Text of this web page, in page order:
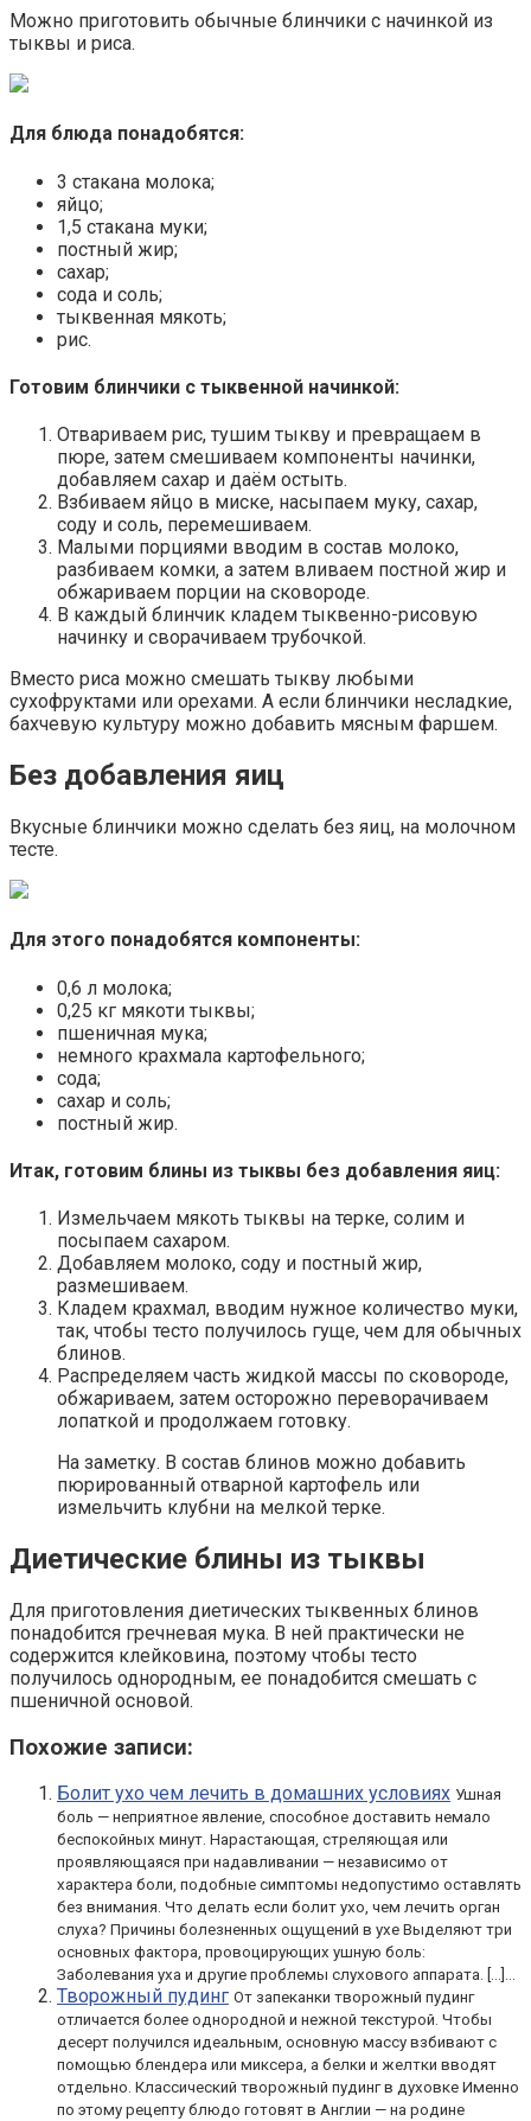
Можно приготовить обычные блинчики с начинкой из
тыквы и риса.
Для блюда понадобятся:
3 стакана молока;
яйцо;
1,5 стакана муки;
постный жир;
сахар;
сода и соль;
тыквенная мякоть;
рис.
Готовим блинчики с тыквенной начинкой:
Отвариваем рис, тушим тыкву и превращаем в
пюре, затем смешиваем компоненты начинки,
добавляем сахар и даём остыть.
Взбиваем яйцо в миске, насыпаем муку, сахар,
соду и соль, перемешиваем.
Малыми порциями вводим в состав молоко,
разбиваем комки, а затем вливаем постной жир и
обжариваем порции на сковороде.
В каждый блинчик кладем тыквенно-рисовую
начинку и сворачиваем трубочкой.
Вместо риса можно смешать тыкву любыми
сухофруктами или орехами. А если блинчики несладкие,
бахчевую культуру можно добавить мясным фаршем.
Без добавления яиц
Вкусные блинчики можно сделать без яиц, на молочном
тесте.
Для этого понадобятся компоненты:
0,6 л молока;
0,25 кг мякоти тыквы;
пшеничная мука;
немного крахмала картофельного;
сода;
сахар и соль;
постный жир.
Итак, готовим блины из тыквы без добавления яиц:
Измельчаем мякоть тыквы на терке, солим и
посыпаем сахаром.
Добавляем молоко, соду и постный жир,
размешиваем.
Кладем крахмал, вводим нужное количество муки,
так, чтобы тесто получилось гуще, чем для обычных
блинов.
Распределяем часть жидкой массы по сковороде,
обжариваем, затем осторожно переворачиваем
лопаткой и продолжаем готовку.
На заметку. В состав блинов можно добавить
пюрированный отварной картофель или
измельчить клубни на мелкой терке.
Диетические блины из тыквы
Для приготовления диетических тыквенных блинов
понадобится гречневая мука. В ней практически не
содержится клейковина, поэтому чтобы тесто
получилось однородным, ее понадобится смешать с
пшеничной основой.
Похожие записи:
Болит ухо чем лечить в домашних условиях Ушная
боль — неприятное явление, способное доставить немало
беспокойных минут. Нарастающая, стреляющая или
проявляющаяся при надавливании — независимо от
характера боли, подобные симптомы недопустимо оставлять
без внимания. Что делать если болит ухо, чем лечить орган
слуха? Причины болезненных ощущений в ухе Выделяют три
основных фактора, провоцирующих ушную боль:
Заболевания уха и другие проблемы слухового аппарата. […]...
Творожный пудинг От запеканки творожный пудинг
отличается более однородной и нежной текстурой. Чтобы
десерт получился идеальным, основную массу взбивают с
помощью блендера или миксера, а белки и желтки вводят
отдельно. Классический творожный пудинг в духовке Именно
по этому рецепту блюдо готовят в Англии — на родине